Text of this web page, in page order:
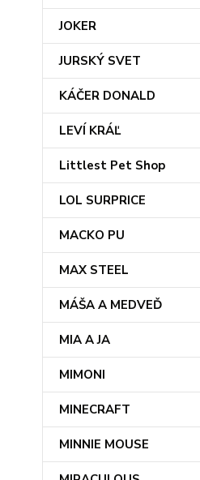
JOKER
JURSKÝ SVET
KÁČER DONALD
LEVÍ KRÁĽ
Littlest Pet Shop
LOL SURPRICE
MACKO PU
MAX STEEL
MÁŠA A MEDVEĎ
MIA A JA
MIMONI
MINECRAFT
MINNIE MOUSE